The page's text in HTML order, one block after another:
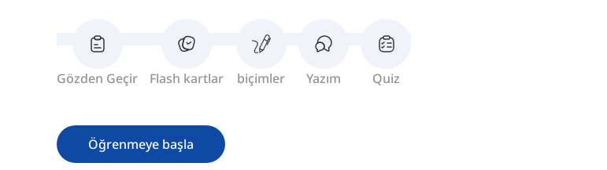
Gözden Geçir Flash kartlar biçimler Yazım Quiz
Öğrenmeye başla